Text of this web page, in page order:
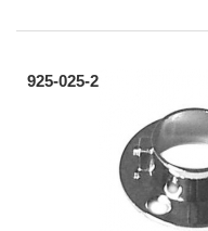
925-025-2